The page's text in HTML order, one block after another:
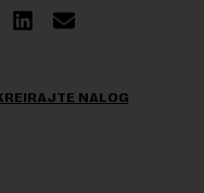
NALOG